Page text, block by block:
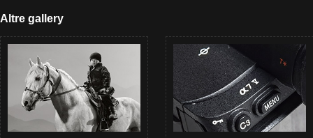
Altre gallery